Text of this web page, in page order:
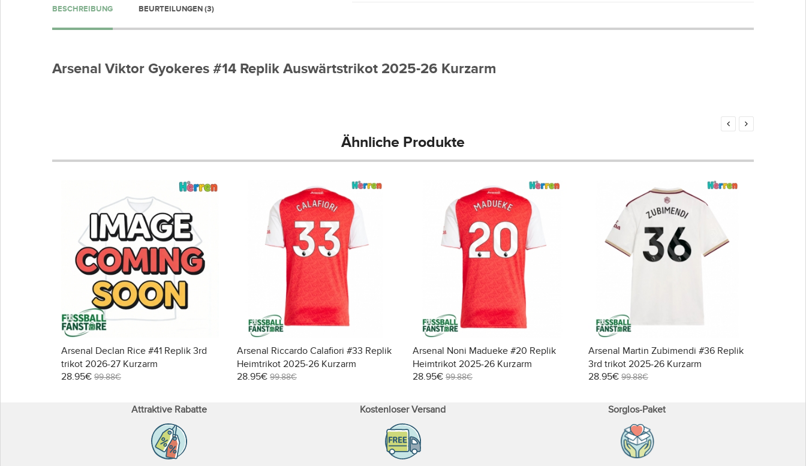
BESCHREIBUNG BEURTEILUNGEN (3)
Arsenal Viktor Gyokeres #14 Replik Auswärtstrikot 2025-26 Kurzarm
Ähnliche Produkte
Arsenal Declan Rice #41 Replik 3rd
trikot 2026-27 Kurzarm
28.95€ 99.88€
Arsenal Riccardo Calafiori #33 Replik
Heimtrikot 2025-26 Kurzarm
28.95€ 99.88€
Arsenal Noni Madueke #20 Replik
Heimtrikot 2025-26 Kurzarm
28.95€ 99.88€
Arsenal Martin Zubimendi #36 Replik
3rd trikot 2025-26 Kurzarm
28.95€ 99.88€
Attraktive Rabatte Kostenloser Versand Sorglos-Paket